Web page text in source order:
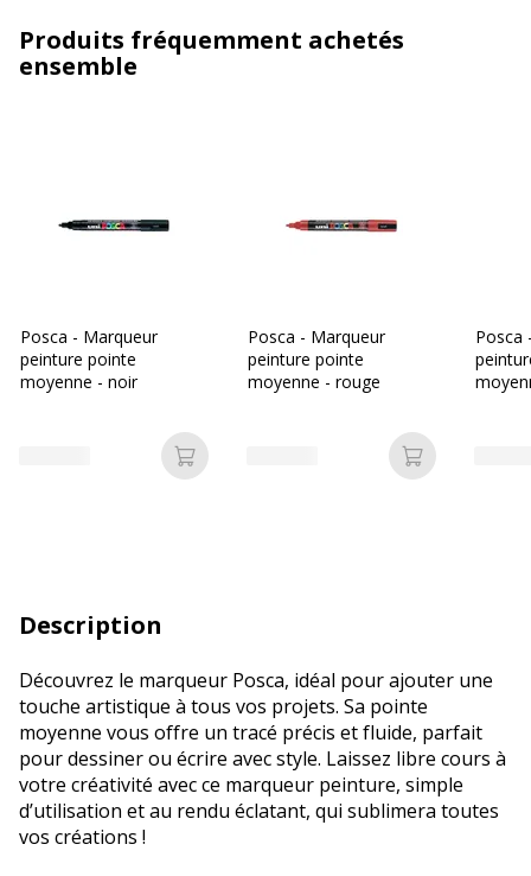
Produits fréquemment achetés
ensemble
Posca - Marqueur
peinture pointe
moyenne - noir
Ajouter au panier
Posca - Marqueur
peinture pointe
moyenne - rouge
Ajouter au
Posca
Description
Découvrez le marqueur Posca, idéal pour ajouter une
touche artistique à tous vos projets. Sa pointe
moyenne vous offre un tracé précis et fluide, parfait
pour dessiner ou écrire avec style. Laissez libre cours à
votre créativité avec ce marqueur peinture, simple
d’utilisation et au rendu éclatant, qui sublimera toutes
vos créations !